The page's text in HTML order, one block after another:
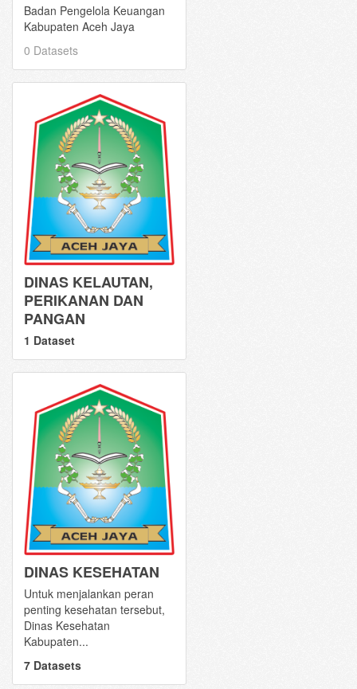
Badan Pengelola Keuangan
Kabupaten Aceh Jaya
0 Datasets
DINAS KELAUTAN,
PERIKANAN DAN
PANGAN
1 Dataset
DINAS KESEHATAN
Untuk menjalankan peran
penting kesehatan tersebut,
Dinas Kesehatan
Kabupaten...
7 Datasets